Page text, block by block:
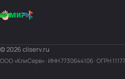
© 2026 cliserv.ru
ООО «КлиСерв» · ИНН7730644106· ОГРН